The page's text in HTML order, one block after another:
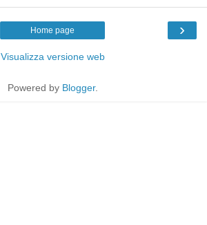
›
Home page
Visualizza versione web
Powered by Blogger.